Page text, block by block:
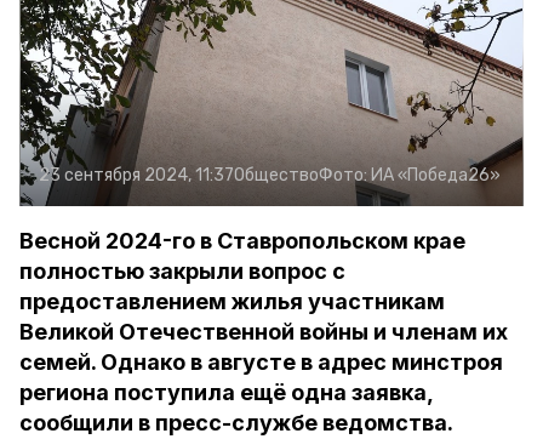
23 сентября 2024, 11:37ОбществоФото: ИА «Победа26»
Весной 2024-го в Ставропольском крае
полностью закрыли вопрос с
предоставлением жилья участникам
Великой Отечественной войны и членам их
семей. Однако в августе в адрес минстроя
региона поступила ещё одна заявка,
сообщили в пресс-службе ведомства.